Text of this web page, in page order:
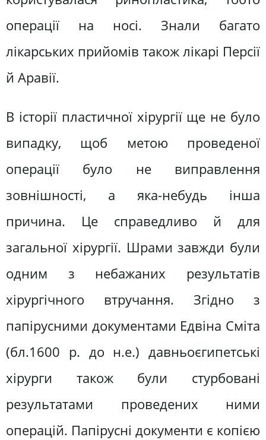
операції на носі. Знали багато
лікарських прийомів також лікарі Персії
й Аравії.
В історії пластичної хірургії ще не було
випадку, щоб метою проведеної
операції було не виправлення
зовнішності, а яка-небудь інша
причина. Це справедливо й для
загальної хірургії. Шрами завжди були
одним з небажаних результатів
хірургічного втручання. Згідно з
папірусними документами Едвіна Сміта
(бл.1600 р. до н.е.) давньоєгипетські
хірурги також були стурбовані
результатами проведених ними
операцій. Папірусні документи є копією